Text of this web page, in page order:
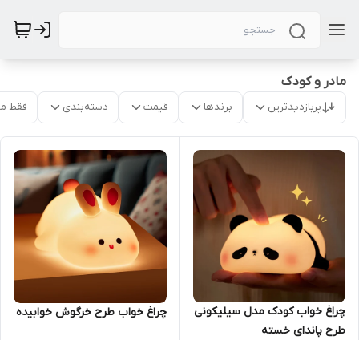
مادر و کودک
پربازدیدترین برندها قیمت دسته‌بندی فقط
چراغ خواب کودک مدل سیلیکونی
طرح پاندای خسته
چراغ خواب طرح خرگوش خوابیده